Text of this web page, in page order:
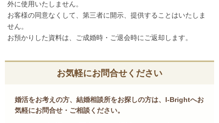
外に使用いたしません。
お客様の同意なくして、第三者に開示、提供することはいたしま
せん。
お預かりした資料は、ご成婚時・ご退会時にご返却します。
お気軽にお問合せください
婚活をお考えの方、結婚相談所をお探しの方は、I-Brightへお
気軽にお問合せ・ご相談ください。